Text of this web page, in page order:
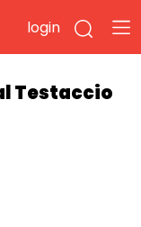
login
Testaccio